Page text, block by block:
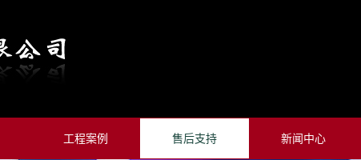
工程案例 售后支持 新闻中心